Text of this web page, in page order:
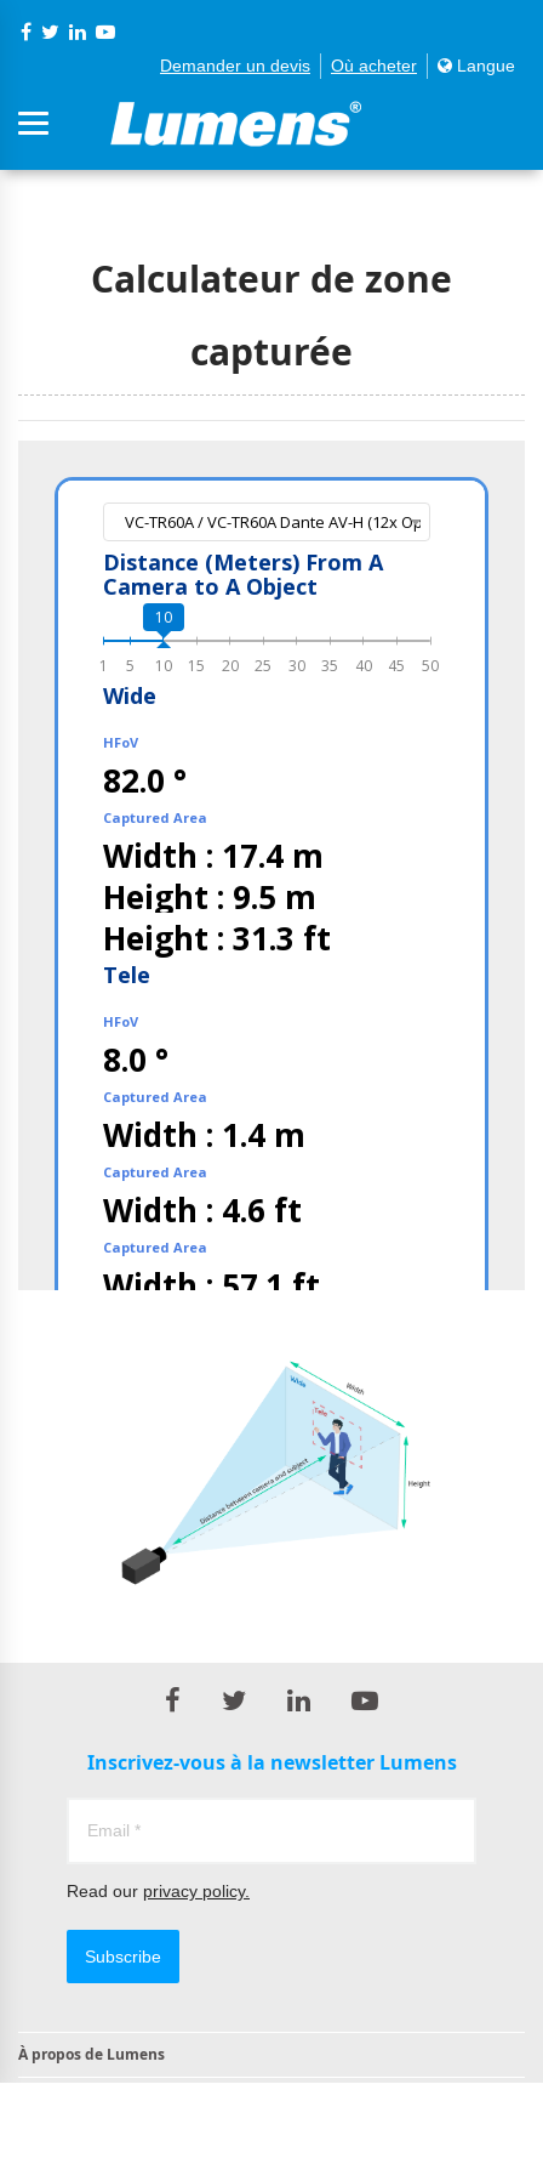
Demander un devis Où acheter Langue
Calculateur de zone
capturée
Inscrivez-vous à la newsletter Lumens
Read our privacy policy.
Subscribe
À propos de Lumens